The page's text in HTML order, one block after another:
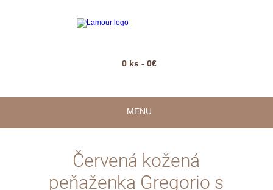
0 ks - 0€
MENU
Červená kožená
peňaženka Gregorio s